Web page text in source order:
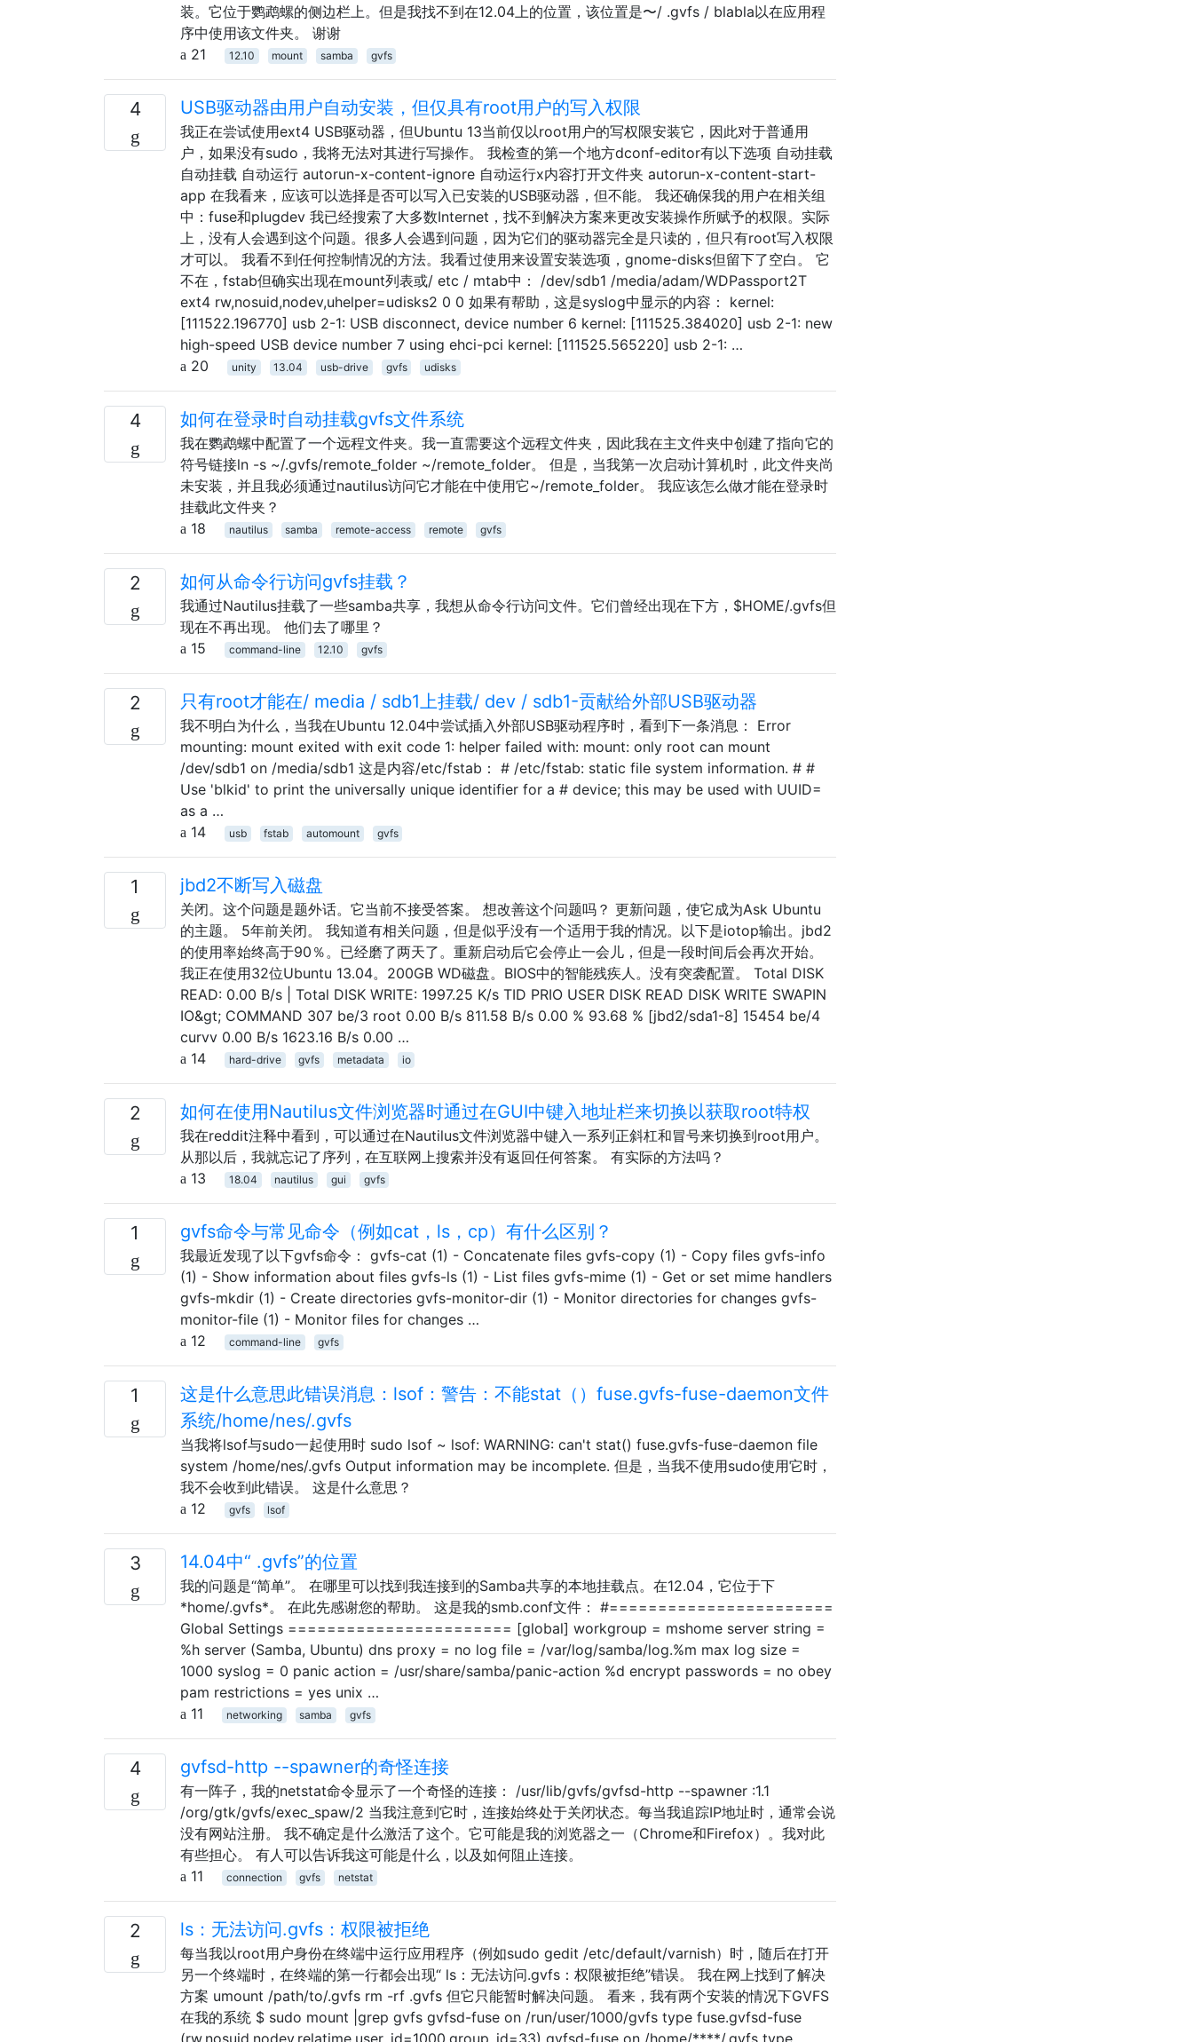
装。它位于鹦鹉螺的侧边栏上。但是我找不到在12.04上的位置，该位置是〜/ .gvfs / blabla以在应用程
序中使用该文件夹。 谢谢
21
12.10 mount samba gvfs
4 USB驱动器由用户自动安装，但仅具有root用户的写入权限
我正在尝试使用ext4 USB驱动器，但Ubuntu 13当前仅以root用户的写权限安装它，因此对于普通用
户，如果没有sudo，我将无法对其进行写操作。 我检查的第一个地方dconf-editor有以下选项 自动挂载
自动挂载 自动运行 autorun-x-content-ignore 自动运行x内容打开文件夹 autorun-x-content-start-
app 在我看来，应该可以选择是否可以写入已安装的USB驱动器，但不能。 我还确保我的用户在相关组
中：fuse和plugdev 我已经搜索了大多数Internet，找不到解决方案来更改安装操作所赋予的权限。实际
上，没有人会遇到这个问题。很多人会遇到问题，因为它们的驱动器完全是只读的，但只有root写入权限
才可以。 我看不到任何控制情况的方法。我看过使用来设置安装选项，gnome-disks但留下了空白。 它
不在，fstab但确实出现在mount列表或/ etc / mtab中： /dev/sdb1 /media/adam/WDPassport2T
ext4 rw,nosuid,nodev,uhelper=udisks2 0 0 如果有帮助，这是syslog中显示的内容： kernel:
[111522.196770] usb 2-1: USB disconnect, device number 6 kernel: [111525.384020] usb 2-1: new
high-speed USB device number 7 using ehci-pci kernel: [111525.565220] usb 2-1: …
20
unity 13.04 usb-drive gvfs udisks
4 如何在登录时自动挂载gvfs文件系统
我在鹦鹉螺中配置了一个远程文件夹。我一直需要这个远程文件夹，因此我在主文件夹中创建了指向它的
符号链接ln -s ~/.gvfs/remote_folder ~/remote_folder。 但是，当我第一次启动计算机时，此文件夹尚
未安装，并且我必须通过nautilus访问它才能在中使用它~/remote_folder。 我应该怎么做才能在登录时
挂载此文件夹？
18
nautilus samba remote-access remote gvfs
2 如何从命令行访问gvfs挂载？
我通过Nautilus挂载了一些samba共享，我想从命令行访问文件。它们曾经出现在下方，$HOME/.gvfs但
现在不再出现。 他们去了哪里？
15
command-line 12.10 gvfs
2 只有root才能在/ media / sdb1上挂载/ dev / sdb1-贡献给外部USB驱动器
我不明白为什么，当我在Ubuntu 12.04中尝试插入外部USB驱动程序时，看到下一条消息： Error
mounting: mount exited with exit code 1: helper failed with: mount: only root can mount
/dev/sdb1 on /media/sdb1 这是内容/etc/fstab： # /etc/fstab: static file system information. # #
Use 'blkid' to print the universally unique identifier for a # device; this may be used with UUID=
as a …
14
usb fstab automount gvfs
1 jbd2不断写入磁盘
关闭。这个问题是题外话。它当前不接受答案。 想改善这个问题吗？ 更新问题，使它成为Ask Ubuntu
的主题。 5年前关闭。 我知道有相关问题，但是似乎没有一个适用于我的情况。以下是iotop输出。jbd2
的使用率始终高于90％。已经磨了两天了。重新启动后它会停止一会儿，但是一段时间后会再次开始。
我正在使用32位Ubuntu 13.04。200GB WD磁盘。BIOS中的智能残疾人。没有突袭配置。 Total DISK
READ: 0.00 B/s | Total DISK WRITE: 1997.25 K/s TID PRIO USER DISK READ DISK WRITE SWAPIN
IO&gt; COMMAND 307 be/3 root 0.00 B/s 811.58 B/s 0.00 % 93.68 % [jbd2/sda1-8] 15454 be/4
curvv 0.00 B/s 1623.16 B/s 0.00 …
14
hard-drive gvfs metadata io
2 如何在使用Nautilus文件浏览器时通过在GUI中键入地址栏来切换以获取root特权
我在reddit注释中看到，可以通过在Nautilus文件浏览器中键入一系列正斜杠和冒号来切换到root用户。
从那以后，我就忘记了序列，在互联网上搜索并没有返回任何答案。 有实际的方法吗？
13
18.04 nautilus gui gvfs
1 gvfs命令与常见命令（例如cat，ls，cp）有什么区别？
我最近发现了以下gvfs命令： gvfs-cat (1) - Concatenate files gvfs-copy (1) - Copy files gvfs-info
(1) - Show information about files gvfs-ls (1) - List files gvfs-mime (1) - Get or set mime handlers
gvfs-mkdir (1) - Create directories gvfs-monitor-dir (1) - Monitor directories for changes gvfs-
monitor-file (1) - Monitor files for changes …
12
command-line gvfs
1
这是什么意思此错误消息：lsof：警告：不能stat（）fuse.gvfs-fuse-daemon文件
系统/home/nes/.gvfs
当我将lsof与sudo一起使用时 sudo lsof ~ lsof: WARNING: can't stat() fuse.gvfs-fuse-daemon file
system /home/nes/.gvfs Output information may be incomplete. 但是，当我不使用sudo使用它时，
我不会收到此错误。 这是什么意思？
12
gvfs lsof
3 14.04中“ .gvfs”的位置
我的问题是“简单”。 在哪里可以找到我连接到的Samba共享的本地挂载点。在12.04，它位于下
*home/.gvfs*。 在此先感谢您的帮助。 这是我的smb.conf文件： #=======================
Global Settings ======================= [global] workgroup = mshome server string =
%h server (Samba, Ubuntu) dns proxy = no log file = /var/log/samba/log.%m max log size =
1000 syslog = 0 panic action = /usr/share/samba/panic-action %d encrypt passwords = no obey
pam restrictions = yes unix …
11
networking samba gvfs
4 gvfsd-http --spawner的奇怪连接
有一阵子，我的netstat命令显示了一个奇怪的连接： /usr/lib/gvfs/gvfsd-http --spawner :1.1
/org/gtk/gvfs/exec_spaw/2 当我注意到它时，连接始终处于关闭状态。每当我追踪IP地址时，通常会说
没有网站注册。 我不确定是什么激活了这个。它可能是我的浏览器之一（Chrome和Firefox）。我对此
有些担心。 有人可以告诉我这可能是什么，以及如何阻止连接。
11
connection gvfs netstat
2 ls：无法访问.gvfs：权限被拒绝
每当我以root用户身份在终端中运行应用程序（例如sudo gedit /etc/default/varnish）时，随后在打开
另一个终端时，在终端的第一行都会出现“ ls：无法访问.gvfs：权限被拒绝”错误。 我在网上找到了解决
方案 umount /path/to/.gvfs rm -rf .gvfs 但它只能暂时解决问题。 看来，我有两个安装的情况下GVFS
在我的系统 $ sudo mount |grep gvfs gvfsd-fuse on /run/user/1000/gvfs type fuse.gvfsd-fuse
(rw,nosuid,nodev,relatime,user_id=1000,group_id=33) gvfsd-fuse on /home/****/.gvfs type